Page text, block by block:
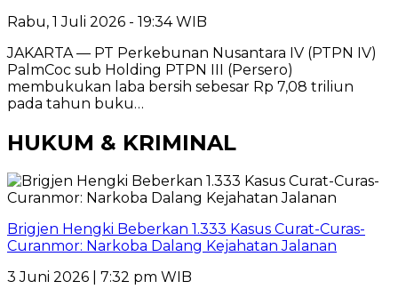
Rabu, 1 Juli 2026 - 19:34 WIB
JAKARTA — PT Perkebunan Nusantara IV (PTPN IV)
PalmCoc sub Holding PTPN III (Persero)
membukukan laba bersih sebesar Rp 7,08 triliun
pada tahun buku…
HUKUM & KRIMINAL
Brigjen Hengki Beberkan 1.333 Kasus Curat-Curas-
Curanmor: Narkoba Dalang Kejahatan Jalanan
3 Juni 2026 | 7:32 pm WIB